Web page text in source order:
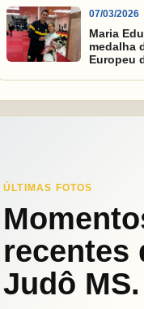
07/03/2026
Maria
medalha
Europeu
ÚLTIMAS FOTOS
recentes
Judô MS.